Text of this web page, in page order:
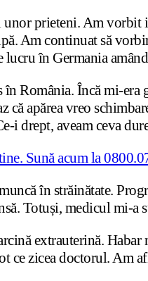
prieteni. Am vorbit
Am continuat să
lucru în Germania
România. Încă mi-era
că apărea vreo
i drept, aveam ceva
în străinătate.
Totuși, medicul mi-
extrauterină.
ce zicea doctorul. Am